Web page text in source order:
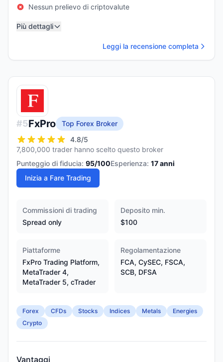
Nessun prelievo di criptovalute
Più dettagli
Leggi la recensione completa
#5FxPro
Top Forex Broker
4.8/5
7,800,000 trader hanno scelto questo broker
Punteggio di fiducia: 95/100Esperienza: 17anni
Inizia a Fare Trading
Commissioni di trading
Spread only
Deposito min.
$100
Piattaforme
FxPro Trading Platform,
MetaTrader 4,
MetaTrader 5, cTrader
Regolamentazione
FCA, CySEC, FSCA,
SCB, DFSA
Forex CFDs Stocks Indices Metals
Energies
Crypto
Vantaggi